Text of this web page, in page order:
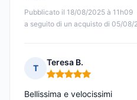
Pubblicato il 18/08/2025 à 11h09
a seguito di un acquisto di 05/08/
T
Teresa B.
Nota: 5 su 5
Bellissima e velocissimi